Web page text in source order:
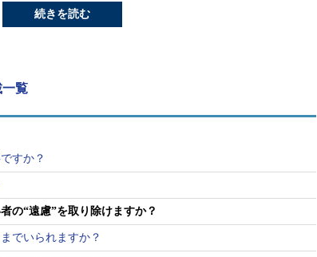
い」
話も、つっかえることなくリアルタイムに画面に
ィングやコミュニティーミーティングで活用して
のですが、モバイルアプリを用いて放送内容を把握
に話す。
ートがあるといっても、ちょっとした会話で他人
続きを読む
覧
すか？
の“遠慮”を取り除けますか？
でいられますか？